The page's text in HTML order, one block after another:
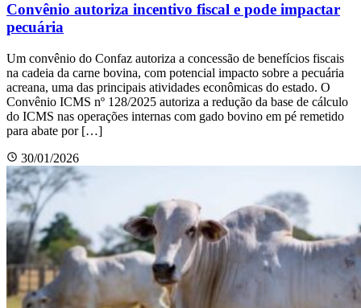
Convênio autoriza incentivo fiscal e pode impactar
pecuária
Um convênio do Confaz autoriza a concessão de benefícios fiscais
na cadeia da carne bovina, com potencial impacto sobre a pecuária
acreana, uma das principais atividades econômicas do estado. O
Convênio ICMS nº 128/2025 autoriza a redução da base de cálculo
do ICMS nas operações internas com gado bovino em pé remetido
para abate por […]
30/01/2026